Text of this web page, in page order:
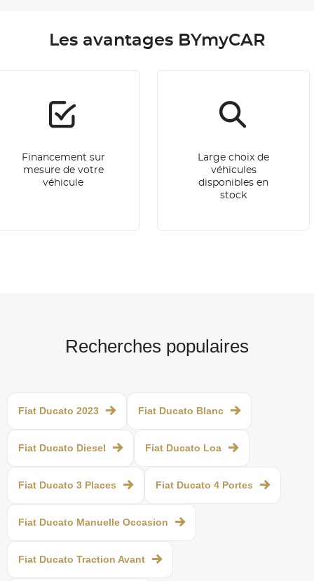
Les avantages BYmyCAR
Financement sur
mesure de votre
véhicule
Large choix de
véhicules
disponibles en
stock
Recherches populaires
Fiat Ducato 2023 Fiat Ducato Blanc
Fiat Ducato Diesel Fiat Ducato Loa
Fiat Ducato 3 Places Fiat Ducato 4 Portes
Fiat Ducato Manuelle Occasion
Fiat Ducato Traction Avant